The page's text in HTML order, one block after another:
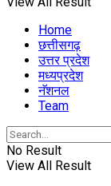
Home
छत्तीसगढ़
उत्तर प्रदेश
मध्यप्रदेश
नॅशनल
Team
No Result
View All Result